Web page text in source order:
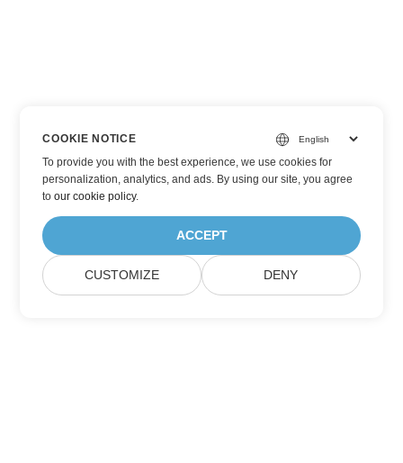
COOKIE NOTICE
To provide you with the best experience, we use cookies for
personalization, analytics, and ads. By using our site, you agree
toour cookie policy.
ACCEPT
CUSTOMIZE DENY